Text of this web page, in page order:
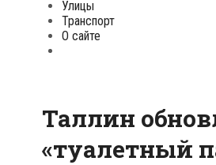
Улицы
Транспорт
О сайте
Таллин
«туалетный